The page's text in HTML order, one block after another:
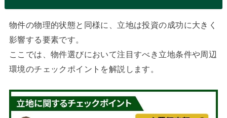
物件の物理的状態と同様に、立地は投資の成功に大きく
影響する要素です。
ここでは、物件選びにおいて注目すべき立地条件や周辺
環境のチェックポイントを解説します。